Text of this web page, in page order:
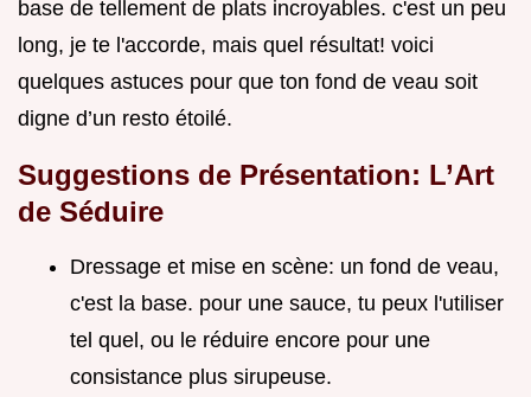
base de tellement de plats incroyables. c'est un peu
long, je te l'accorde, mais quel résultat! voici
quelques astuces pour que ton fond de veau soit
digne d’un resto étoilé.
Suggestions de Présentation: L’Art
de Séduire
Dressage et mise en scène: un fond de veau,
c'est la base. pour une sauce, tu peux l'utiliser
tel quel, ou le réduire encore pour une
consistance plus sirupeuse.